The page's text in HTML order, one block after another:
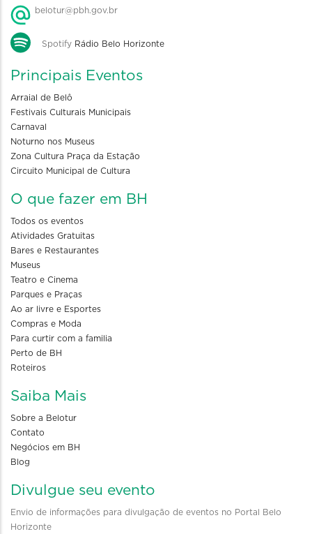
belotur@pbh.gov.br
Spotify Rádio Belo Horizonte
Principais Eventos
Arraial de Belô
Festivais Culturais Municipais
Carnaval
Noturno nos Museus
Zona Cultura Praça da Estação
Circuito Municipal de Cultura
O que fazer em BH
Todos os eventos
Atividades Gratuitas
Bares e Restaurantes
Museus
Teatro e Cinema
Parques e Praças
Ao ar livre e Esportes
Compras e Moda
Para curtir com a familia
Perto de BH
Roteiros
Saiba Mais
Sobre a Belotur
Contato
Negócios em BH
Blog
Divulgue seu evento
Envio de informações para divulgação de eventos no Portal Belo
Horizonte